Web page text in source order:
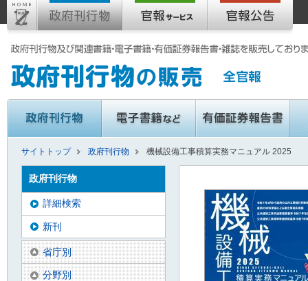
サイトトップ 政府刊行物 機械設備工事積算実務マニュアル 2025
政府刊行物
詳細検索
新刊
省庁別
分野別